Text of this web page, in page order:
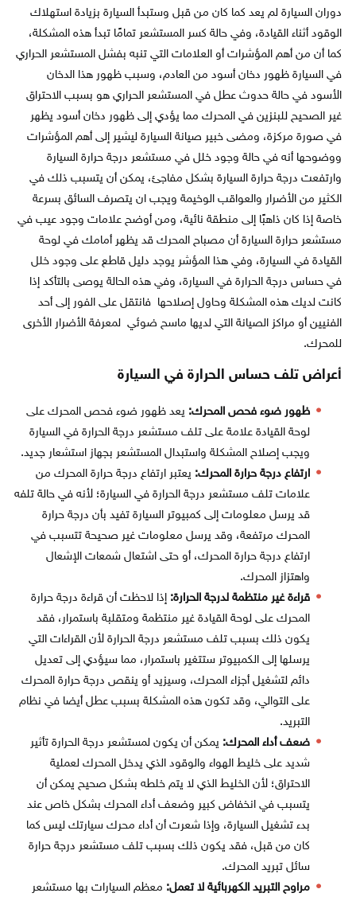
دوران السيارة لم يعد كما كان من قبل وستبدأ السيارة بزيادة استهلاك
الوقود أثناء القيادة، وفي حالة كسر المستشعر تمامًا تبدأ هذه المشكلة،
كما أن من أهم المؤشرات أو العلامات التي تنبه بفشل المستشعر الحراري
في السيارة ظهور دخان أسود من العادم، وسبب ظهور هذا الدخان
الأسود في حالة حدوث عطل في المستشعر الحراري هو بسبب الاحتراق
غير الصحيح للبنزين في المحرك مما يؤدي إلى ظهور دخان أسود يظهر
في صورة مركزة، ومضى خبير صيانة السيارة ليشير إلى أهم المؤشرات
ووضوحها أنه في حالة وجود خلل في مستشعر درجة حرارة السيارة
وارتفعت درجة حرارة السيارة بشكل مفاجئ، يمكن أن يتسبب ذلك في
الكثير من الأضرار والعواقب الوخيمة ويجب ان يتصرف السائق بسرعة
خاصة إذا كان ذاهبًا إلى منطقة نائية، ومن أوضح علامات وجود عيب في
مستشعر حرارة السيارة أن مصباح المحرك قد يظهر أمامك في لوحة
القيادة في السيارة، وفي هذا المؤشر يوجد دليل قاطع على وجود خلل
في حساس درجة الحرارة في السيارة، وفي هذه الحالة يوصى بالتأكد إذا
كانت لديك هذه المشكلة وحاول إصلاحها فانتقل على الفور إلى أحد
الفنيين أو مراكز الصيانة التي لديها ماسح ضوئي لمعرفة الأضرار الأخرى
للمحرك.
أعراض تلف حساس الحرارة في السيارة
ظهور ضوء فحص المحرك: يعد ظهور ضوء فحص المحرك على
لوحة القيادة علامة على تلف مستشعر درجة الحرارة في السيارة
ويجب إصلاح المشكلة واستبدال المستشعر بجهاز استشعار جديد.
ارتفاع درجة حرارة المحرك: يعتبر ارتفاع درجة حرارة المحرك من
علامات تلف مستشعر درجة الحرارة في السيارة؛ لأنه في حالة تلفه
قد يرسل معلومات إلى كمبيوتر السيارة تفيد بأن درجة حرارة
المحرك مرتفعة، وقد يرسل معلومات غير صحيحة تتسبب في
ارتفاع درجة حرارة المحرك، أو حتى اشتعال شمعات الإشعال
واهتزاز المحرك.
قراءة غير منتظمة لدرجة الحرارة: إذا لاحظت أن قراءة درجة حرارة
المحرك على لوحة القيادة غير منتظمة ومتقلبة باستمرار، فقد
يكون ذلك بسبب تلف مستشعر درجة الحرارة لأن القراءات التي
يرسلها إلى الكمبيوتر ستتغير باستمرار، مما سيؤدي إلى تعديل
دائم لتشغيل أجزاء المحرك، وسيزيد أو ينقص درجة حرارة المحرك
على التوالي، وقد تكون هذه المشكلة بسبب عطل أيضا في نظام
التبريد.
ضعف أداء المحرك: يمكن أن يكون لمستشعر درجة الحرارة تأثير
شديد على خليط الهواء والوقود الذي يدخل المحرك لعملية
الاحتراق؛ لأن الخليط الذي لا يتم خلطه بشكل صحيح يمكن أن
يتسبب في انخفاض كبير وضعف أداء المحرك بشكل خاص عند
بدء تشغيل السيارة، وإذا شعرت أن أداء محرك سيارتك ليس كما
كان من قبل، فقد يكون ذلك بسبب تلف مستشعر درجة حرارة
سائل تبريد المحرك.
مراوح التبريد الكهربائية لا تعمل: معظم السيارات بها مستشعر